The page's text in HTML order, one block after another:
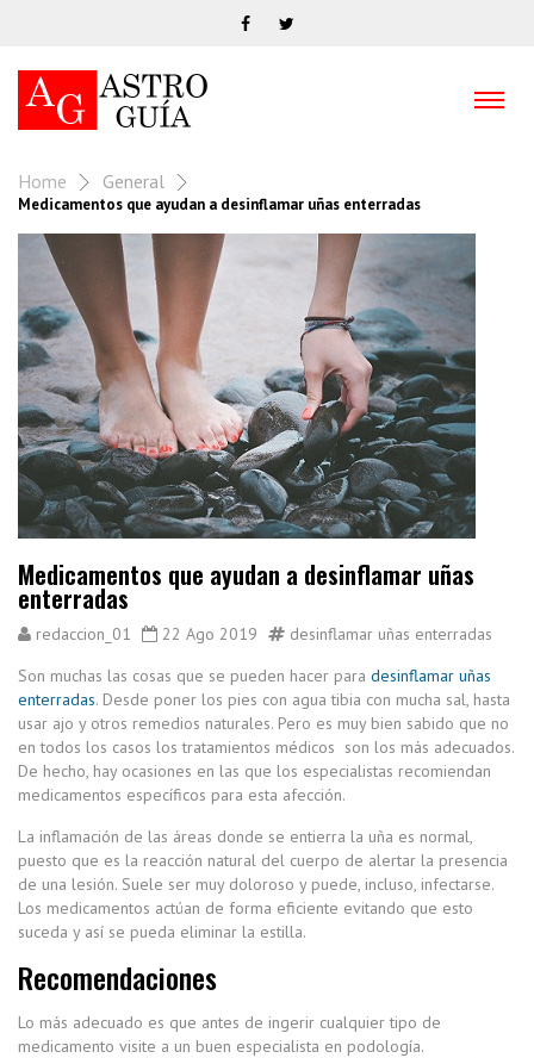
Home General
Medicamentos que ayudan a desinflamar uñas enterradas
Medicamentos que ayudan a desinflamar uñas
enterradas
redaccion_01 22 Ago 2019
desinflamar uñas enterradas
Son muchas las cosas que se pueden hacer para desinflamar uñas
enterradas. Desde poner los pies con agua tibia con mucha sal, hasta
usar ajo y otros remedios naturales. Pero es muy bien sabido que no
en todos los casos los tratamientos médicos son los más adecuados.
De hecho, hay ocasiones en las que los especialistas recomiendan
medicamentos específicos para esta afección.
La inflamación de las áreas donde se entierra la uña es normal,
puesto que es la reacción natural del cuerpo de alertar la presencia
de una lesión. Suele ser muy doloroso y puede, incluso, infectarse.
Los medicamentos actúan de forma eficiente evitando que esto
suceda y así se pueda eliminar la estilla.
Recomendaciones
Lo más adecuado es que antes de ingerir cualquier tipo de
medicamento visite a un buen especialista en podología.